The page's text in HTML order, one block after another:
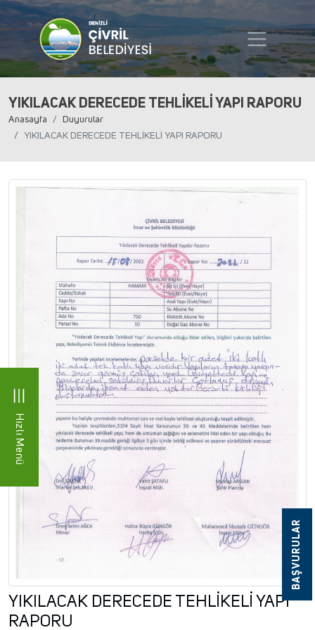
Hızlı Menü
BAŞVURULAR
YIKILACAK DERECEDE TEHLİKELİ YAPI RAPORU
Anasayfa
Duyurular
YIKILACAK DERECEDE TEHLİKELİ YAPI RAPORU
YIKILACAK DERECEDE TEHLİKELİ YAPI
RAPORU